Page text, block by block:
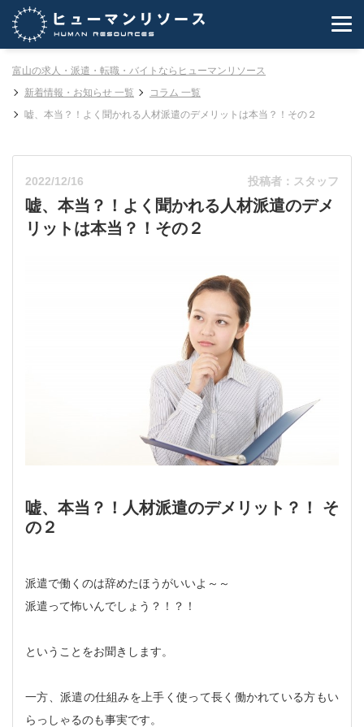
富山の求人・派遣・転職・バイトならヒューマンリソース
新着情報・お知らせ 一覧
コラム 一覧
嘘、本当？！よく聞かれる人材派遣のデメリットは本当？！その２
2022/12/16 投稿者：スタッフ
嘘、本当？！よく聞かれる人材派遣のデメ
リットは本当？！その２
嘘、本当？！人材派遣のデメリット？！ そ
の２
派遣で働くのは辞めたほうがいいよ～～
派遣って怖いんでしょう？！？！
ということをお聞きします。
一方、派遣の仕組みを上手く使って長く働かれている方もい
らっしゃるのも事実です。